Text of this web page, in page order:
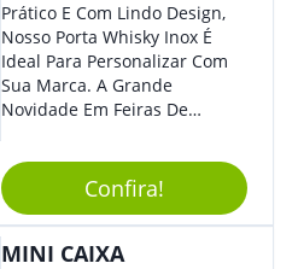
Prático E Com Lindo Design,
Nosso Porta Whisky Inox É
Ideal Para Personalizar Com
Sua Marca. A Grande
Novidade Em Feiras De
Corporativos Será Esse
Incrível Brinde, Trazendo
Ainda Mais Destaque Para
Sua Empresa.
Confira!
MINI CAIXA